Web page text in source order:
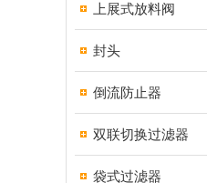
上展式放料阀
封头
倒流防止器
双联切换过滤器
袋式过滤器